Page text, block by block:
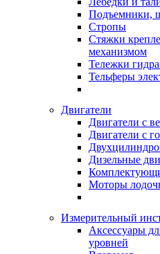
Подъемники,
Стропы
Стяжки
механизмом
Тележки
Тельферы
Двигатели
Двигатели с
Двигатели с
Дизельные
Моторы
Измерительный
Аксессуары
уровней